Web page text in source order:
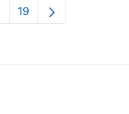
Pages Use
Page
19